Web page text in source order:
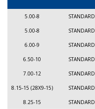
5.00-8 STANDARD
5.00-8 STANDARD
6.00-9 STANDARD
6.50-10 STANDARD
7.00-12 STANDARD
8.15-15 (28X9-15) STANDARD
8.25-15 STANDARD